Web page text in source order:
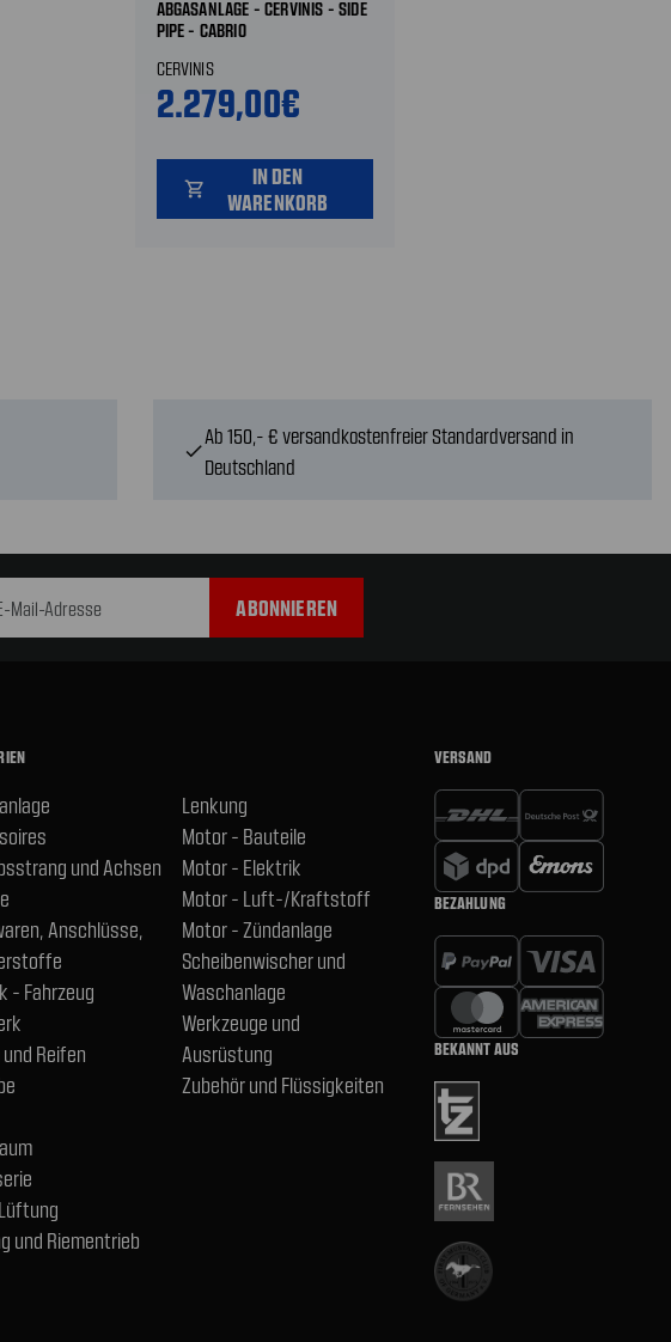
ABGASANLAGE - CERVINIS - SIDE
PIPE - CABRIO
CERVINIS
2.279,00€
shopping_cart
IN DEN
WARENKORB
check
Ab 150,- € versandkostenfreier Standardversand in
Deutschland
und Achsen
Anschlüsse,
- Fahrzeug
und Reifen
und Riementrieb
Lenkung
Motor - Bauteile
Motor - Elektrik
Motor - Luft-/Kraftstoff
Motor - Zündanlage
Scheibenwischer und
Waschanlage
Werkzeuge und
Ausrüstung
Zubehör und Flüssigkeiten
VERSAND
BEZAHLUNG
BEKANNT AUS